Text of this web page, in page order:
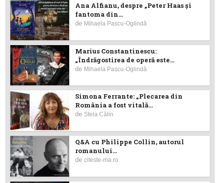
Ana Alfianu, despre „Peter Haas și
fantoma din...
de Mihaela Pascu-Oglindă
Marius Constantinescu:
„Îndrăgostirea de operă este...
de Mihaela Pascu-Oglindă
Simona Ferrante: „Plecarea din
România a fost vitală...
de Stela Călin
Q&A cu Philippe Collin, autorul
romanului...
deciteste-ma.ro